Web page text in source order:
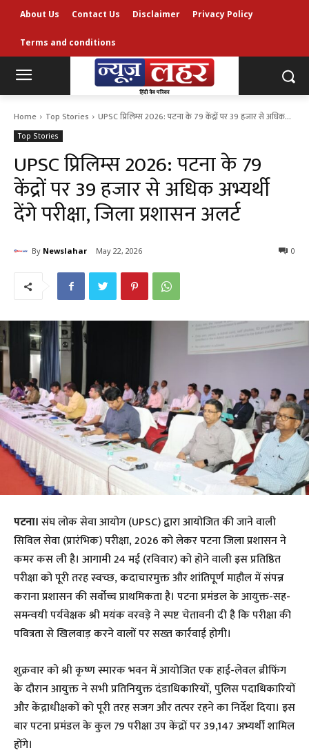
About Us Contact Us Disclaimer Privacy Policy
Terms and conditions
Home Top Stories UPSC प्रिलिम्स 2026: पटना के 79 केंद्रों पर 39 हजार से अधिक...
Top Stories
UPSC प्रिलिम्स 2026: पटना के 79
केंद्रों पर 39 हजार से अधिक अभ्यर्थी
देंगे परीक्षा, जिला प्रशासन अलर्ट
By Newslahar May 22, 2026 0
पटना।संघ लोक सेवा आयोग (UPSC) द्वारा आयोजित की जाने वाली
सिविल सेवा (प्रारंभिक) परीक्षा, 2026 को लेकर पटना जिला प्रशासन ने
कमर कस ली है। आगामी 24 मई (रविवार) को होने वाली इस प्रतिष्ठित
परीक्षा को पूरी तरह स्वच्छ, कदाचारमुक्त और शांतिपूर्ण माहौल में संपन्न
कराना प्रशासन की सर्वोच्च प्राथमिकता है। पटना प्रमंडल के आयुक्त-सह-
समन्वयी पर्यवेक्षक श्री मयंक वरवड़े ने स्पष्ट चेतावनी दी है कि परीक्षा की
पवित्रता से खिलवाड़ करने वालों पर सख्त कार्रवाई होगी।
​शुक्रवार को श्री कृष्ण स्मारक भवन में आयोजित एक हाई-लेवल ब्रीफिंग
के दौरान आयुक्त ने सभी प्रतिनियुक्त दंडाधिकारियों, पुलिस पदाधिकारियों
और केंद्राधीक्षकों को पूरी तरह सजग और तत्पर रहने का निर्देश दिया। इस
बार पटना प्रमंडल के कुल 79 परीक्षा उप केंद्रों पर 39,147 अभ्यर्थी शामिल
होंगे।